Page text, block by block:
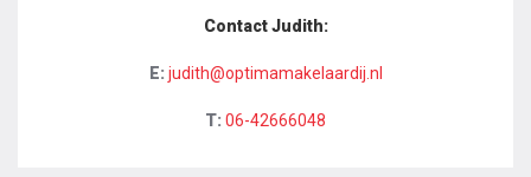
Contact Judith:
E: judith@optimamakelaardij.nl
T: 06-42666048